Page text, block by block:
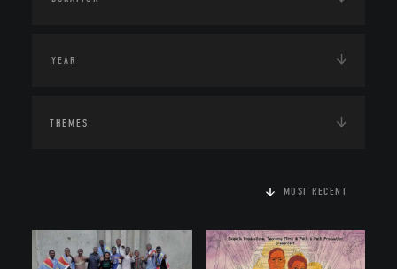
THEMES
MOST RECENT